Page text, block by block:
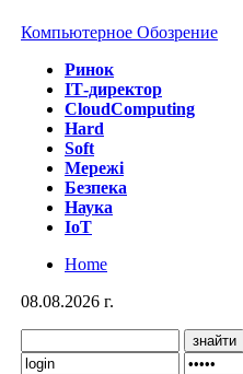
Компьютерное Обозрение
Ринок
IТ-директор
CloudComputing
Hard
Soft
Мережі
Безпека
Наука
IoT
Home
08.08.2026 г.